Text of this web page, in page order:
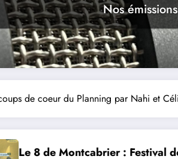
Nos émissions
de coeur du Planning par Nahi et
musique classique le 8 et 9
La Thérapie